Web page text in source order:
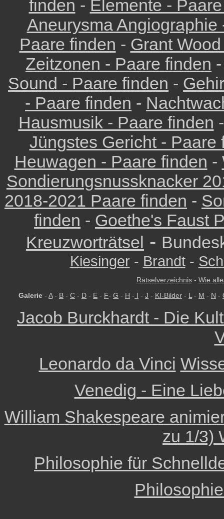
finden - Elemente -
Aneurysma Angiographie
Paare finden - Grant
Zeitzonen - Paare finden
Sound - Paare finden -
- Paare finden -
Hausmusik - Paare finden
Jüngstes Gericht - Paare
Heuwagen - Paare finden -
Sondierungsnussknacker
2018-2021 Paare finden -
finden - Goethe's Faust
Kreuzworträtsel -
Kiesinger- Brandt-
Rätselverzeichnis- Wie
Galerie - A- B - C - D - E - F- G - H - I - J - KI-Bilder - L - M - N -
Jacob Burckhardt - Die
Leonardo da Vinci
Venedig - Eine
William Shakespeare
zu 1/3)
Philosophie für